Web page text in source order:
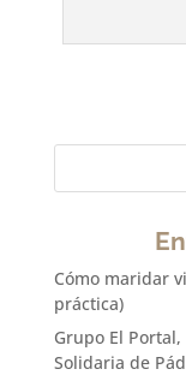
Cómo maridar
práctica)
Grupo El
Solidaria de